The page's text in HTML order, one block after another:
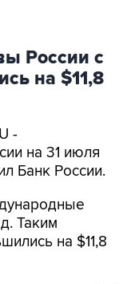
России с
на $11,8
-
на 31 июля
Банк России.
Таким
на $11,8